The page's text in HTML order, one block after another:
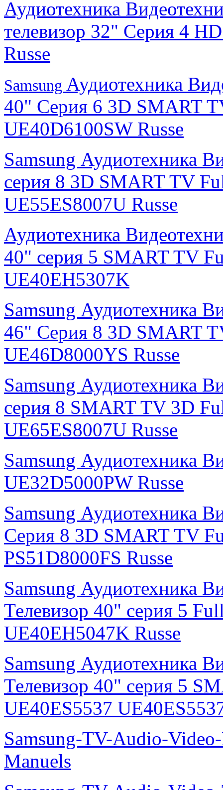
Аудиотехника
телевизор 32" Серия 4
Russe
Samsung Аудиотехника
40" Серия 6 3D SMART
UE40D6100SW Russe
Samsung Аудиотехника
серия 8 3D SMART TV
UE55ES8007U Russe
Аудиотехника
40" серия 5 SMART TV
UE40EH5307K
Samsung Аудиотехника
46" Серия 8 3D SMART
UE46D8000YS Russe
Samsung Аудиотехника
серия 8 SMART TV 3D
UE65ES8007U Russe
Samsung Аудиотехника
UE32D5000PW Russe
Samsung Аудиотехника
Серия 8 3D SMART TV
PS51D8000FS Russe
Samsung Аудиотехника
Телевизор 40" серия 5
UE40EH5047K Russe
Samsung Аудиотехника
Телевизор 40" серия 5
UE40ES5537
Samsung-TV-Audio-
Manuels